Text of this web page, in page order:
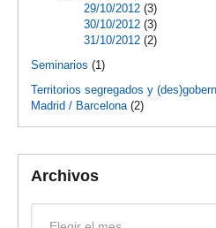
29/10/2012 (3)
30/10/2012 (3)
31/10/2012 (2)
Seminarios (1)
Territorios segregados y
Madrid / Barcelona (2)
Archivos